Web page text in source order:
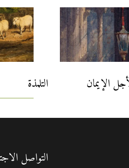
الإيمان التلمذة
التواصل